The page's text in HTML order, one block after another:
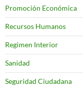
Promoción Económica
Recursos Humanos
Regimen Interior
Sanidad
Seguridad Ciudadana